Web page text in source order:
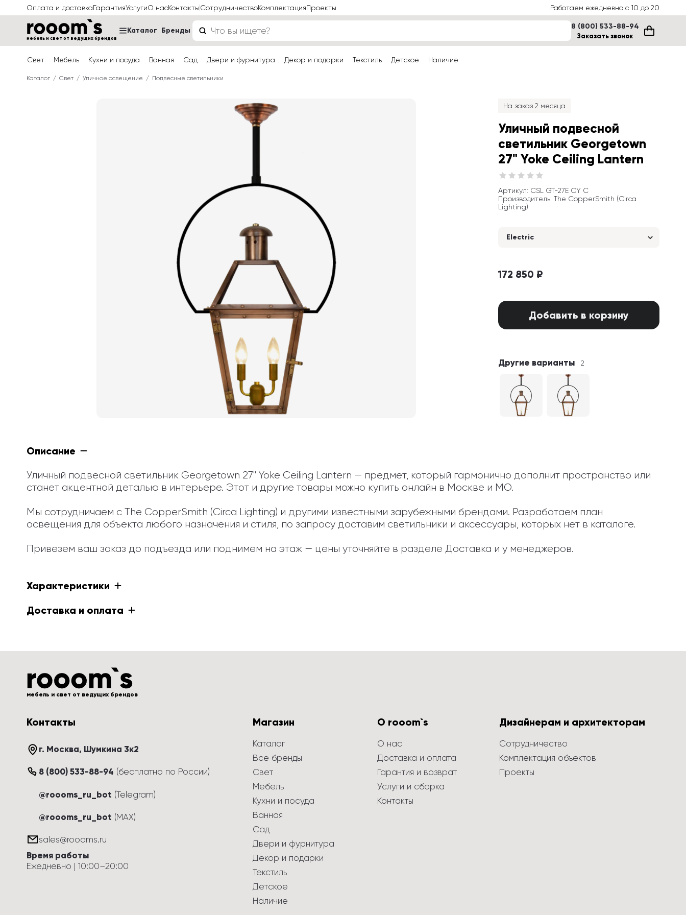
Оплата и доставкаГарантияУслугиО насКонтактыСотрудничествоКомплектацияПроекты Работаем ежедневно с 10 до 20
мебель и свет от ведущих брендов
Каталог Бренды 8 (800) 533-88-94
Заказать звонок
Свет Мебель Кухни и посуда Ванная Сад Двери и фурнитура Декор и подарки Текстиль Детское Наличие
Каталог Свет Уличное освещение Подвесные светильники
На заказ 2 месяца
Уличный подвесной
светильник Georgetown
27" Yoke Ceiling Lantern
Артикул: CSL GT-27E CY C
Производитель: The CopperSmith (Circa
Lighting)
Electric
172 850 ₽
Добавить в корзину
Другие варианты 2
Описание
Уличный подвесной светильник Georgetown 27" Yoke Ceiling Lantern — предмет, который гармонично дополнит пространство или
станет акцентной деталью в интерьере. Этот и другие товары можно купить онлайн в Москве и МО.
Мы сотрудничаем с The CopperSmith (Circa Lighting) и другими известными зарубежными брендами. Разработаем план
освещения для объекта любого назначения и стиля, по запросу доставим светильники и аксессуары, которых нет в каталоге.
Привезем ваш заказ до подъезда или поднимем на этаж — цены уточняйте в разделе Доставка и у менеджеров.
Характеристики
Доставка и оплата
мебель и свет от ведущих брендов
Контакты
г. Москва, Шумкина 3к2
8 (800) 533-88-94 (бесплатно по России)
@roooms_ru_bot (Telegram)
@roooms_ru_bot (MAX)
sales@roooms.ru
Время работы
Ежедневно | 10:00–20:00
Магазин
Каталог
Все бренды
Свет
Мебель
Кухни и посуда
Ванная
Сад
Двери и фурнитура
Декор и подарки
Текстиль
Детское
Наличие
О rooom`s
О нас
Доставка и оплата
Гарантия и возврат
Услуги и сборка
Контакты
Дизайнерам и архитекторам
Сотрудничество
Комплектация объектов
Проекты